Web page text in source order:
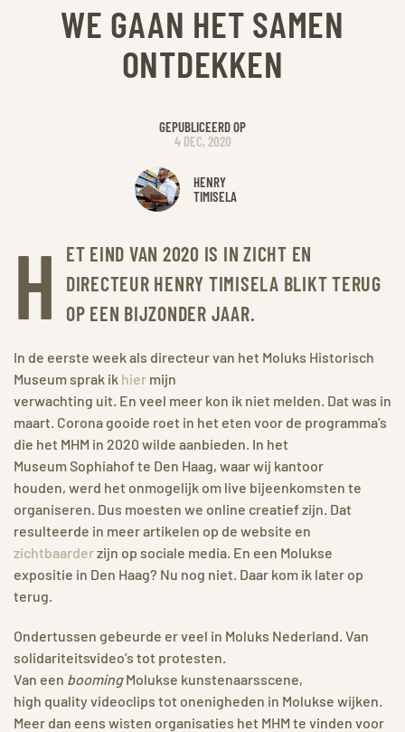
WE GAAN HET SAMEN
ONTDEKKEN
GEPUBLICEERD OP
4 DEC, 2020
HENRY
TIMISELA
H
ET EIND VAN 2020 IS IN ZICHT EN
DIRECTEUR HENRY TIMISELA BLIKT TERUG
OP EEN BIJZONDER JAAR.
In de eerste week als directeur van het Moluks Historisch
Museum sprak ik hier mijn
verwachting uit. En veel meer kon ik niet melden. Dat was in
maart. Corona gooide roet in het eten voor de programma’s
die het MHM in 2020 wilde aanbieden. In het
Museum Sophiahof te Den Haag, waar wij kantoor
houden, werd het onmogelijk om live bijeenkomsten te
organiseren. Dus moesten we online creatief zijn. Dat
resulteerde in meer artikelen op de website en
zichtbaarderzijn op sociale media. En een Molukse
expositie in Den Haag? Nu nog niet. Daar kom ik later op
terug.
Ondertussen gebeurde er veel in Moluks Nederland. Van
solidariteitsvideo’s tot protesten.
Van een boomingMolukse kunstenaarsscene,
high quality videoclips tot onenigheden in Molukse wijken.
Meer dan eens wisten organisaties het MHM te vinden voor